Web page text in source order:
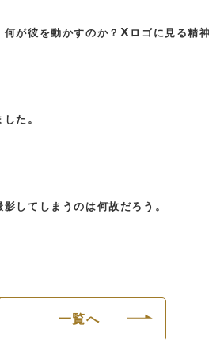
が彼を動かすのか？Xロゴに見る精
た。
してしまうのは何故だろう。
一覧へ